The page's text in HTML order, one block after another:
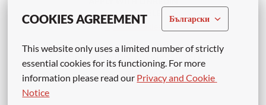
COOKIES AGREEMENT Български
This website only uses a limited number of strictly
essential cookies for its functioning. For more
information please read our Privacy and Cookie
Notice
UNAVAILABLE
Update cookies
APPLY WITH INDEED
UNAVAILABLE